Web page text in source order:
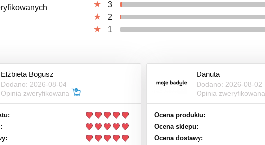
3
2
1
Elżbieta Bogusz
Dodano: 2026-08-04
Opinia zweryfikowana
Danuta
Dodano: 2026-08-02
Opinia zweryfikowana
Ocena produktu:
Ocena sklepu:
Ocena dostawy: